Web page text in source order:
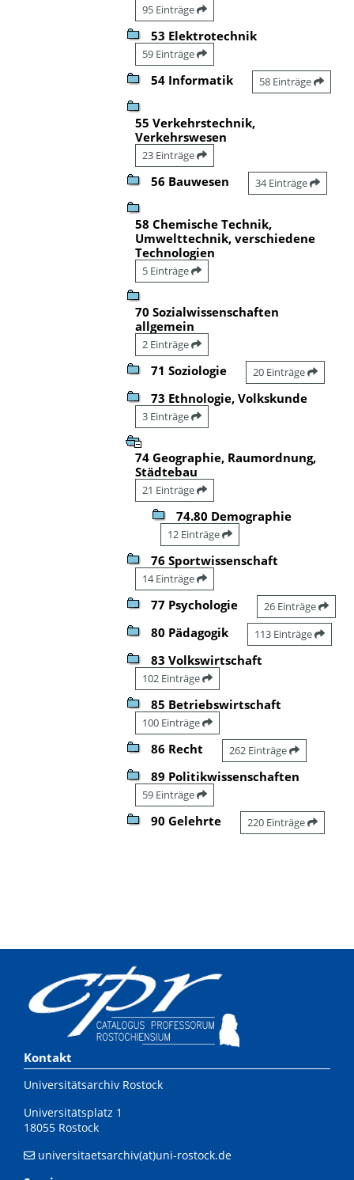
95 Einträge
53 Elektrotechnik
59 Einträge
54 Informatik 58 Einträge
55 Verkehrstechnik,
Verkehrswesen
23 Einträge
56 Bauwesen 34 Einträge
58 Chemische Technik,
Umwelttechnik, verschiedene
Technologien
5 Einträge
70 Sozialwissenschaften
allgemein
2 Einträge
71 Soziologie 20 Einträge
73 Ethnologie, Volkskunde
3 Einträge
74 Geographie, Raumordnung,
Städtebau
21 Einträge
74.80 Demographie
12 Einträge
76 Sportwissenschaft
14 Einträge
77 Psychologie 26 Einträge
80 Pädagogik 113 Einträge
83 Volkswirtschaft
102 Einträge
85 Betriebswirtschaft
100 Einträge
86 Recht 262 Einträge
89 Politikwissenschaften
59 Einträge
90 Gelehrte 220 Einträge
Kontakt
Universitätsarchiv Rostock
Universitätsplatz 1
18055 Rostock
universitaetsarchiv(at)uni-rostock.de